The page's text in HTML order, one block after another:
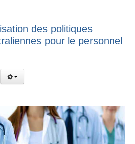
des politiques
pour le personnel